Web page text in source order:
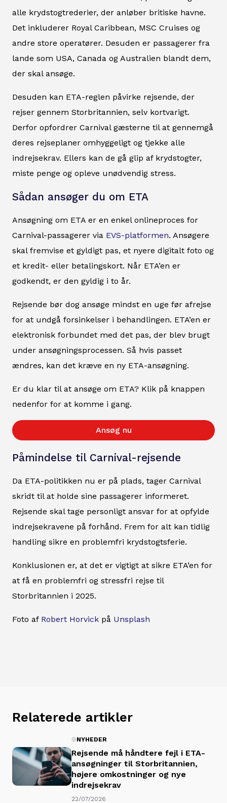
alle krydstogtrederier, der anløber britiske havne.
Det inkluderer Royal Caribbean, MSC Cruises og
andre store operatører. Desuden er passagerer fra
lande som USA, Canada og Australien blandt dem,
der skal ansøge.
Desuden kan ETA-reglen påvirke rejsende, der
rejser gennem Storbritannien, selv kortvarigt.
Derfor opfordrer Carnival gæsterne til at gennemgå
deres rejseplaner omhyggeligt og tjekke alle
indrejsekrav. Ellers kan de gå glip af krydstogter,
miste penge og opleve unødvendig stress.
Sådan ansøger du om ETA
Ansøgning om ETA er en enkel onlineproces for
Carnival-passagerer via EVS-platformen. Ansøgere
skal fremvise et gyldigt pas, et nyere digitalt foto og
et kredit- eller betalingskort. Når ETA’en er
godkendt, er den gyldig i to år.
Rejsende bør dog ansøge mindst en uge før afrejse
for at undgå forsinkelser i behandlingen. ETA’en er
elektronisk forbundet med det pas, der blev brugt
under ansøgningsprocessen. Så hvis passet
ændres, kan det kræve en ny ETA-ansøgning.
Er du klar til at ansøge om ETA? Klik på knappen
nedenfor for at komme i gang.
Ansøg nu
Påmindelse til Carnival-rejsende
Da ETA-politikken nu er på plads, tager Carnival
skridt til at holde sine passagerer informeret.
Rejsende skal tage personligt ansvar for at opfylde
indrejsekravene på forhånd. Frem for alt kan tidlig
handling sikre en problemfri krydstogtsferie.
Konklusionen er, at det er vigtigt at sikre ETA’en for
at få en problemfri og stressfri rejse til
Storbritannien i 2025.
Foto af Robert Horvick på Unsplash
Relaterede artikler
NYHEDER
Rejsende må håndtere fejl i ETA-
ansøgninger til Storbritannien,
højere omkostninger og nye
indrejsekrav
22/07/2026